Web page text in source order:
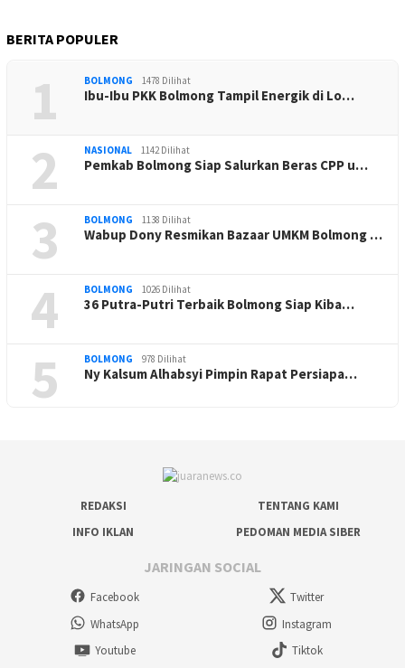
BERITA POPULER
1 BOLMONG 1478 Dilihat
Ibu-Ibu PKK Bolmong Tampil Energik di Lo…
2 NASIONAL 1142 Dilihat
Pemkab Bolmong Siap Salurkan Beras CPP u…
3 BOLMONG 1138 Dilihat
Wabup Dony Resmikan Bazaar UMKM Bolmong …
4 BOLMONG 1026 Dilihat
36 Putra-Putri Terbaik Bolmong Siap Kiba…
5 BOLMONG 978 Dilihat
Ny Kalsum Alhabsyi Pimpin Rapat Persiapa…
REDAKSI
TENTANG KAMI
INFO IKLAN
PEDOMAN MEDIA SIBER
JARINGAN SOCIAL
Facebook
Twitter
WhatsApp
Instagram
Youtube
Tiktok